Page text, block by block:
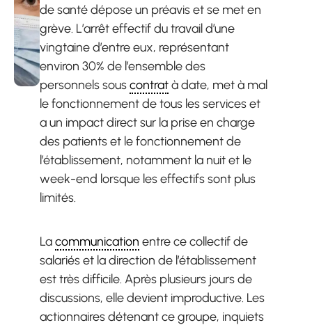
de santé dépose un préavis et se met en
grève. L’arrêt effectif du travail d’une
vingtaine d’entre eux, représentant
environ 30% de l’ensemble des
personnels souscontratà date, met à mal
le fonctionnement de tous les services et
a un impact direct sur la prise en charge
des patients et le fonctionnement de
l’établissement, notamment la nuit et le
week-end lorsque les effectifs sont plus
limités.
Lacommunication entre ce collectif de
salariés et la direction de l’établissement
est très difficile. Après plusieurs jours de
discussions, elle devient improductive. Les
actionnaires détenant ce groupe, inquiets